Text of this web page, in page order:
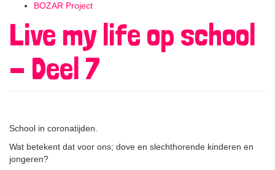
BOZAR Project
Live my life op school
- Deel 7
School in coronatijden.
Wat betekent dat voor ons; dove en slechthorende kinderen en
jongeren?